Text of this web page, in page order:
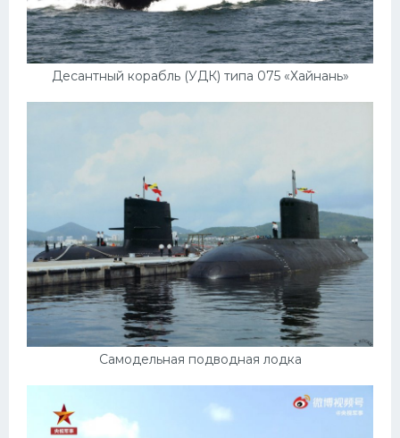
Десантный корабль (УДК) типа 075 «Хайнань»
Самодельная подводная лодка